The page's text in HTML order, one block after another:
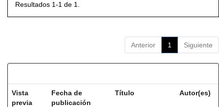
Resultados 1-1 de 1.
Anterior 1 Siguiente
Vista
previa
Fecha de
publicación
Título Autor(es)